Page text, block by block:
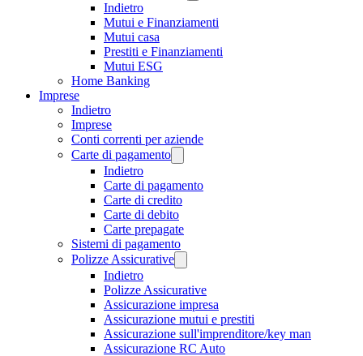
Indietro
Mutui e Finanziamenti
Mutui casa
Prestiti e Finanziamenti
Mutui ESG
Home Banking
Imprese
Indietro
Imprese
Conti correnti per aziende
Carte di pagamento
Indietro
Carte di pagamento
Carte di credito
Carte di debito
Carte prepagate
Sistemi di pagamento
Polizze Assicurative
Indietro
Polizze Assicurative
Assicurazione impresa
Assicurazione mutui e prestiti
Assicurazione sull'imprenditore/key man
Assicurazione RC Auto